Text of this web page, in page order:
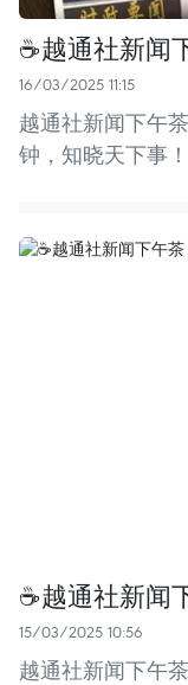
☕️越通社新闻
16/03/2025 11:15
越通社新闻下午
钟，知晓天下事！
☕️越通社新闻
15/03/2025 10:56
越通社新闻下午